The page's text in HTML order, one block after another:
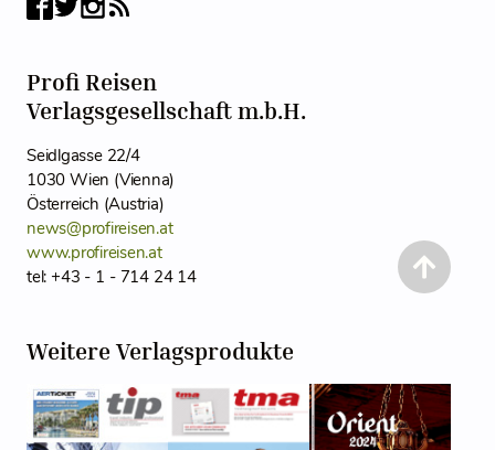
Profi Reisen
Verlagsgesellschaft m.b.H.
Seidlgasse 22/4
1030 Wien (Vienna)
Österreich (Austria)
news@profireisen.at
www.profireisen.at
tel: +43 - 1 - 714 24 14
Weitere Verlagsprodukte